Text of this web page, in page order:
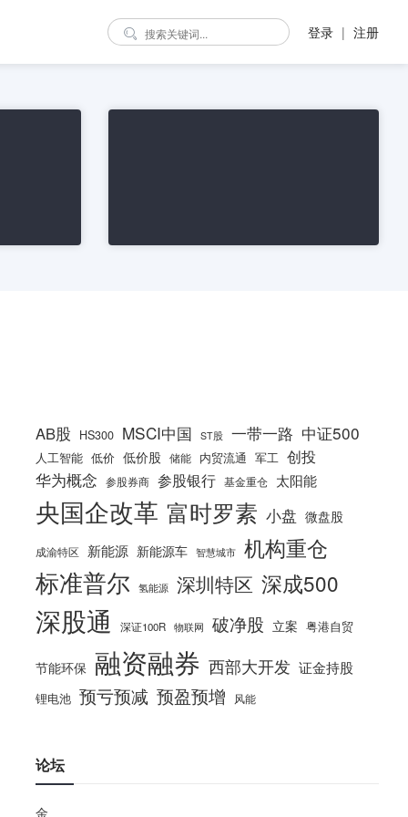
登录 | 注册
AB股 HS300 MSCI中国 ST股 一带一路 中证500
人工智能 低价 低价股 储能 内贸流通 军工 创投
华为概念 参股券商 参股银行 基金重仓 太阳能
央国企改革 富时罗素 小盘 微盘股
成渝特区 新能源 新能源车 智慧城市 机构重仓
标准普尔 氢能源 深圳特区 深成500
深股通 深证100R 物联网 破净股 立案 粤港自贸
节能环保 融资融券 西部大开发 证金持股
锂电池 预亏预减 预盈预增 风能
论坛
金